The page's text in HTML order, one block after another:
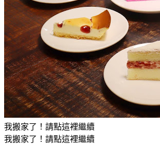
我搬家了！請點這裡繼續
我搬家了！請點這裡繼續